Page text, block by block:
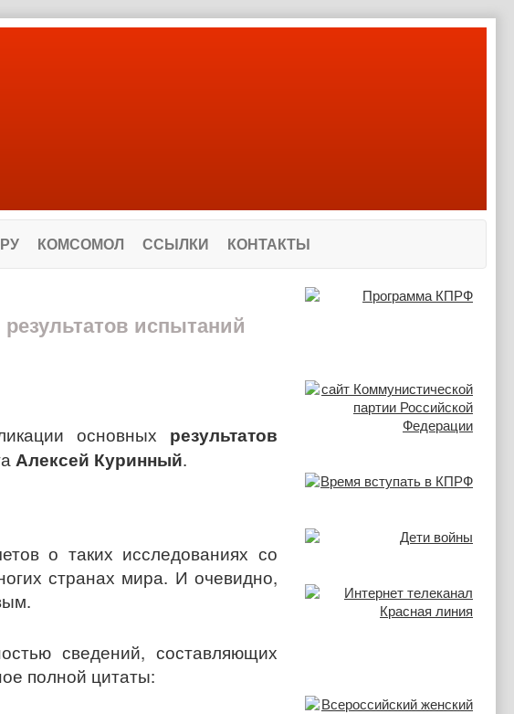
КОМСОМОЛ ССЫЛКИ КОНТАКТЫ
испытаний
основных результатов
Алексей Куринный.
о таких исследованиях со
странах мира. И очевидно,
сведений, составляющих
полной цитаты: